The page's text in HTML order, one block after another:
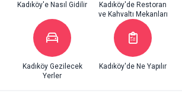
Kadıköy'e Nasıl Gidilir
Kadıköy'de Restoran
ve Kahvaltı Mekanları
Kadıköy Gezilecek
Yerler
Kadıköy'de Ne Yapılır